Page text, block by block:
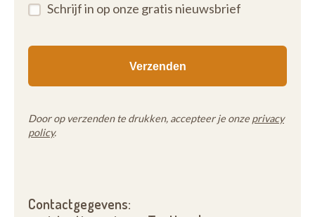
Schrijf in op onze gratis nieuwsbrief
Door op verzenden te drukken, accepteer je onze privacy
policy.
Contactgegevens: